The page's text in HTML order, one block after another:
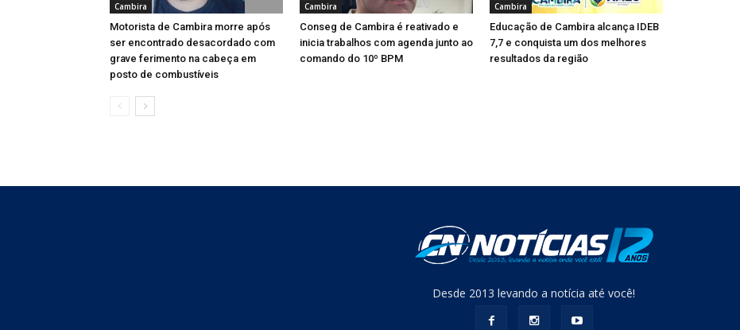
Cambira
Motorista de Cambira morre após
ser encontrado desacordado com
grave ferimento na cabeça em
posto de combustíveis
Cambira
Conseg de Cambira é reativado e
inicia trabalhos com agenda junto ao
comando do 10º BPM
Cambira
Educação de Cambira alcança IDEB
7,7 e conquista um dos melhores
resultados da região
Desde 2013 levando a notícia até você!